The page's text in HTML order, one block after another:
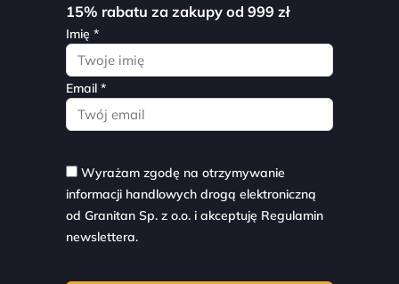
15% rabatu za zakupy od 999 zł
Imię *
Email *
Wyrażam zgodę na otrzymywanie
informacji handlowych drogą elektroniczną
od Granitan Sp. z o.o. i akceptuję Regulamin
newslettera.